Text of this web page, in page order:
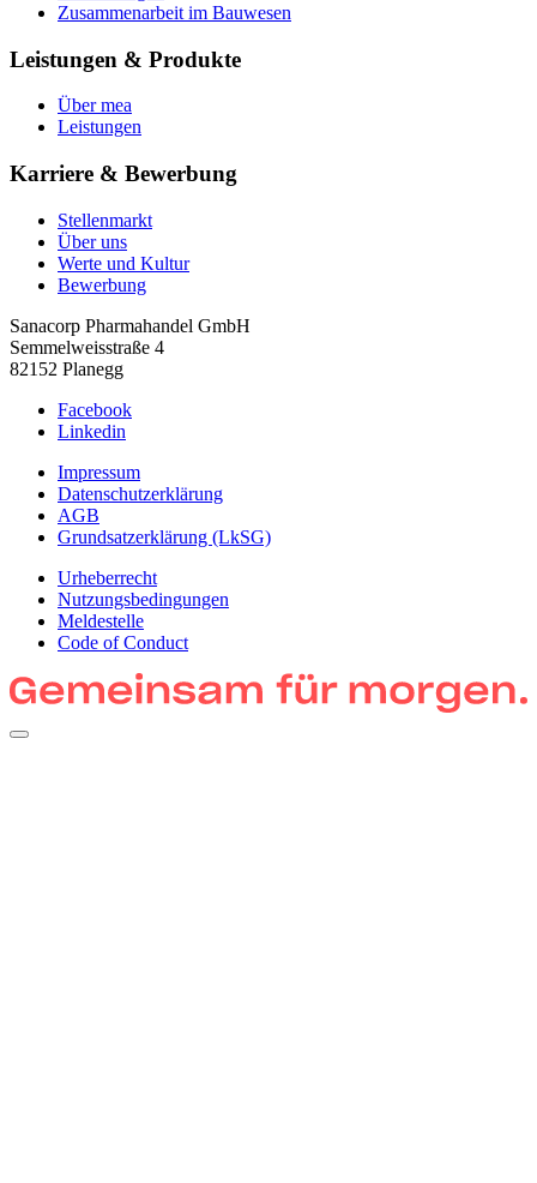
Zusammenarbeit im Bauwesen
Leistungen & Produkte
Über mea
Leistungen
Karriere & Bewerbung
Stellenmarkt
Über uns
Werte und Kultur
Bewerbung
Sanacorp Pharmahandel GmbH
Semmelweisstraße 4
82152 Planegg
Facebook
Linkedin
Impressum
Datenschutzerklärung
AGB
Grundsatzerklärung (LkSG)
Urheberrecht
Nutzungsbedingungen
Meldestelle
Code of Conduct